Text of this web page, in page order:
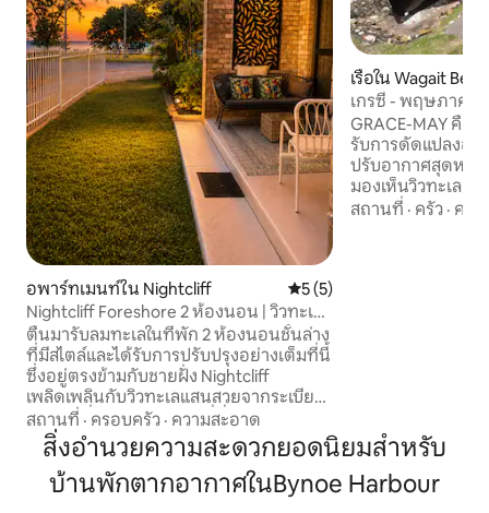
อพาร์ทเมนท์ใน Nightcliff คะแนนเฉลี่ย 5 จาก 5, 5 รีวิว
5 (5)
Nightcliff Foreshore 2 ห้องนอน | วิวทะเล |
ริมชายหาด
ตื่นมารับลมทะเลในที่พัก 2 ห้องนอนชั้นล่าง
ที่มีสไตล์และได้รับการปรับปรุงอย่างเต็มที่นี้
ซึ่งอยู่ตรงข้ามกับชายฝั่ง Nightcliff
เพลิดเพลินกับวิวทะเลแสนสวยจากระเบียง
ส่วนตัว ที่จอดรถในสถานที่ที่ปลอดภัย Wi-
Fi เช็คอินด้วยตนเอง และเครื่องปรับอากาศ
ทั่วทั้งอาคาร ไม่มีค่าธรรมเนียมการทำความ
สะอาด มีเพียงค่าที่พักรายคืนง่าย ๆ เท่านั้น
คาเฟ่ Foreshore ยอดนิยม สระว่ายน้ำ
สถานที่ · ครอบครัว · ความสะอาด
เรือใน Wagait
เกรซี่ - พฤษภาคม:
พร้อมวิวทะเล
GRACE-MAY คือ
รับการดัดแปลงอย่
ปรับอากาศสุดหรู
มองเห็นวิวทะเล แ
ส่วนตัวการหลบห
สถานที่ · ครัว · ควา
สิ่งอำนวยความสะดวกยอดนิยมสำหรับ
บ้านพักตากอากาศในBynoe Harbour